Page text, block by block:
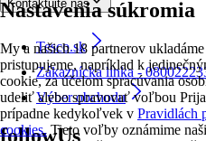
Nastavenia súkromia
My a našich 18 partnerov
pristupujeme, napríklad k
cookie, za účelom spracúvania
udeliť alebo spravovať voľbou
prípadne kedykoľvek v Pravidlách
cookies. Tieto voľby oznámime
Kontaktujte nás
Tesco.sk
Zákaznícka linka -
Výber obchodu
followUs